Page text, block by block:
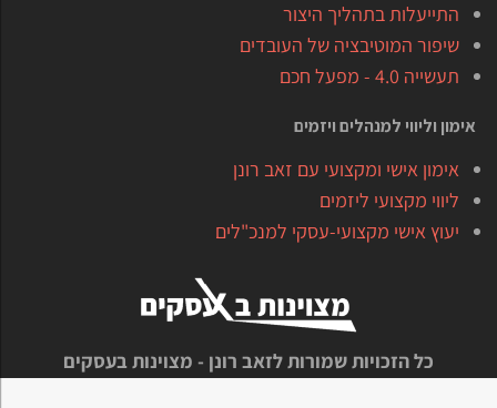
התייעלות בתהליך היצור
שיפור המוטיבציה של העובדים
תעשייה 4.0 - מפעל חכם
אימון וליווי למנהלים ויזמים
אימון אישי ומקצועי עם זאב רונן
ליווי מקצועי ליזמים
יעוץ אישי מקצועי-עסקי למנכ"לים
כל הזכויות שמורות לזאב רונן - מצוינות בעסקים